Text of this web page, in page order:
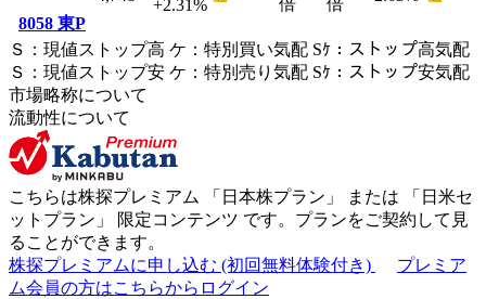
8058 東P
+2.31%
Ｓ ： 現値ストップ高 ケ ： 特別買い気配 Sｹ ： ストップ高気配
Ｓ ： 現値ストップ安 ケ ： 特別売 り 気配 Sｹ ： ストップ安気配
市場略称について
流動性について
こちらは株探プレミアム 「 日本株プラン 」 または 「 日米セ
ットプラン 」 限定コンテンツ です。プランをご契約して見
ることができます。
株探プレミアムに申し込む (初回無料体験付き)
プレミア
ム会員の方はこちらからログイン